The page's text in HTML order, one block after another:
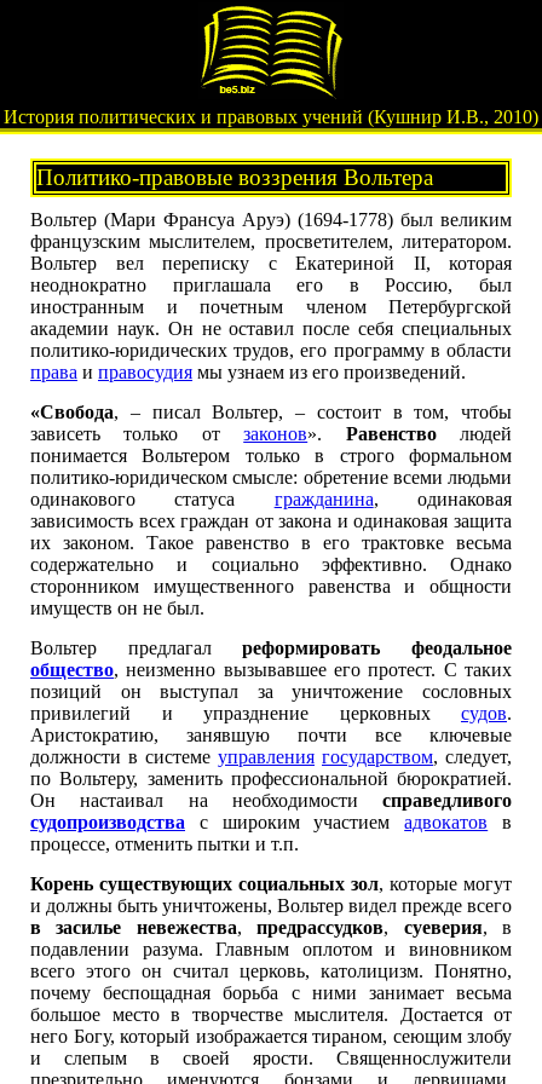
История политических и правовых учений (Кушнир И.В., 2010)
Политико-правовые воззрения Вольтера
Вольтер (Мари Франсуа Аруэ) (1694-1778) был великим
французским мыслителем, просветителем, литератором.
Вольтер вел переписку с Екатериной II, которая
неоднократно приглашала его в Россию, был
иностранным и почетным членом Петербургской
академии наук. Он не оставил после себя специальных
политико-юридических трудов, его программу в области
права и правосудия мы узнаем из его произведений.
«Свобода, – писал Вольтер, – состоит в том, чтобы
зависеть только отзаконов». Равенстволюдей
понимается Вольтером только в строго формальном
политико-юридическом смысле: обретение всеми людьми
одинакового статуса гражданина, одинаковая
зависимость всех граждан от закона и одинаковая защита
их законом. Такое равенство в его трактовке весьма
содержательно и социально эффективно. Однако
сторонником имущественного равенства и общности
имуществ он не был.
Вольтер предлагалреформировать феодальное
общество, неизменно вызывавшее его протест. С таких
позиций он выступал за уничтожение сословных
привилегий и упразднение церковных судов.
Аристократию, занявшую почти все ключевые
должности в системе управления государством, следует,
по Вольтеру, заменить профессиональной бюрократией.
Он настаивал на необходимости справедливого
судопроизводства с широким участиемадвокатов в
процессе, отменить пытки и т.п.
Корень существующих социальных зол, которые могут
и должны быть уничтожены, Вольтер видел прежде всего
в засилье невежества,предрассудков, суеверия, в
подавлении разума. Главным оплотом и виновником
всего этого он считал церковь, католицизм. Понятно,
почему беспощадная борьба с ними занимает весьма
большое место в творчестве мыслителя. Достается от
него Богу, который изображается тираном, сеющим злобу
и слепым в своей ярости. Священнослужители
презрительно именуются бонзами и дервишами,